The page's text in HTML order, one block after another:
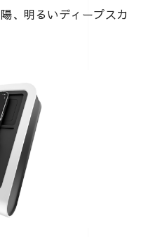
、明るいディープスカ